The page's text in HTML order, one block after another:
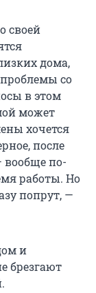
своей
дома,
со
в этом
может
хочется
после
вообще по-
работы. Но
попрут, —
и
брезгают